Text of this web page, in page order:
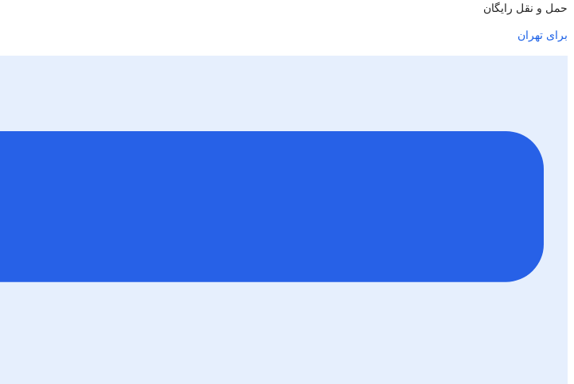
حمل و نقل رایگان
برای تهران